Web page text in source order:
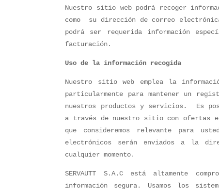
Nuestro sitio web podrá recoger
como su dirección de correo
podrá ser requerida información
facturación.
Uso de la información recogida
Nuestro sitio web emplea la
particularmente para mantener un
nuestros productos y servicios. Es
a través de nuestro sitio con ofertas
que consideremos relevante para
electrónicos serán enviados a la
cualquier momento.
SERVAUTT S.A.C está altamente
información segura. Usamos los